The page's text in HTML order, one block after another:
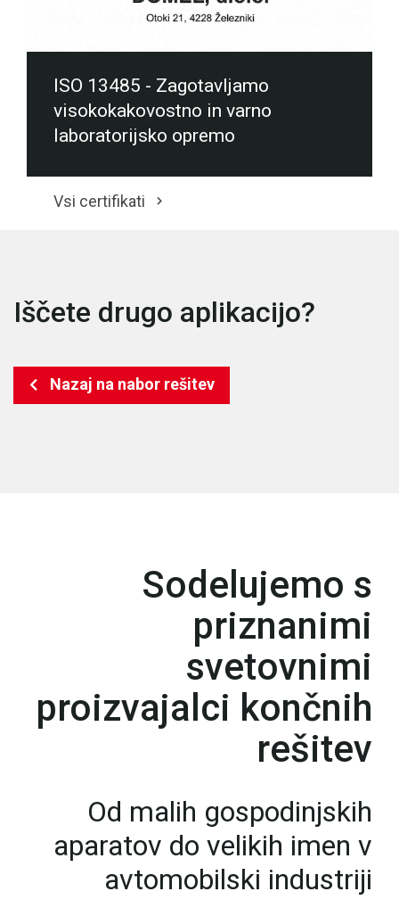
ISO 13485 - Zagotavljamo
visokokakovostno in varno
laboratorijsko opremo
Vsi certifikati
Iščete drugo aplikacijo?
Nazaj na nabor rešitev
Sodelujemo s
priznanimi
svetovnimi
proizvajalci končnih
rešitev
Od malih gospodinjskih
aparatov do velikih imen v
avtomobilski industriji